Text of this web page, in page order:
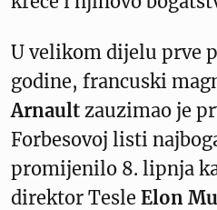
U velikom dijelu prve
godine, francuski
Arnault zauzimao je
Forbesovoj listi
promijenilo 8. lipnja
direktor Tesle Elon